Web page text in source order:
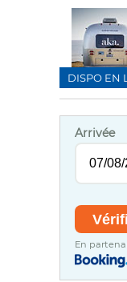
DISPO EN
Arrivée
En